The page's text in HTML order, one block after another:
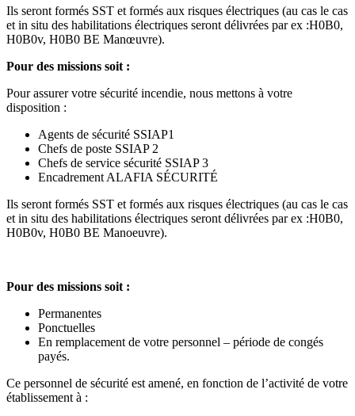
Ils seront formés SST et formés aux risques électriques (au cas le cas
et in situ des habilitations électriques seront délivrées par ex :H0B0,
H0B0v, H0B0 BE Manœuvre).
Pour des missions soit :
Pour assurer votre sécurité incendie, nous mettons à votre
disposition :
Agents de sécurité SSIAP1
Chefs de poste SSIAP 2
Chefs de service sécurité SSIAP 3
Encadrement ALAFIA SÉCURITÉ
Ils seront formés SST et formés aux risques électriques (au cas le cas
et in situ des habilitations électriques seront délivrées par ex :H0B0,
H0B0v, H0B0 BE Manoeuvre).
Pour des missions soit :
Permanentes
Ponctuelles
En remplacement de votre personnel – période de congés
payés.
Ce personnel de sécurité est amené, en fonction de l’activité de votre
établissement à :